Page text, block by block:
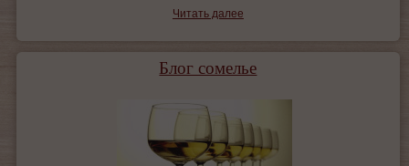
Читать далее
Блог сомелье